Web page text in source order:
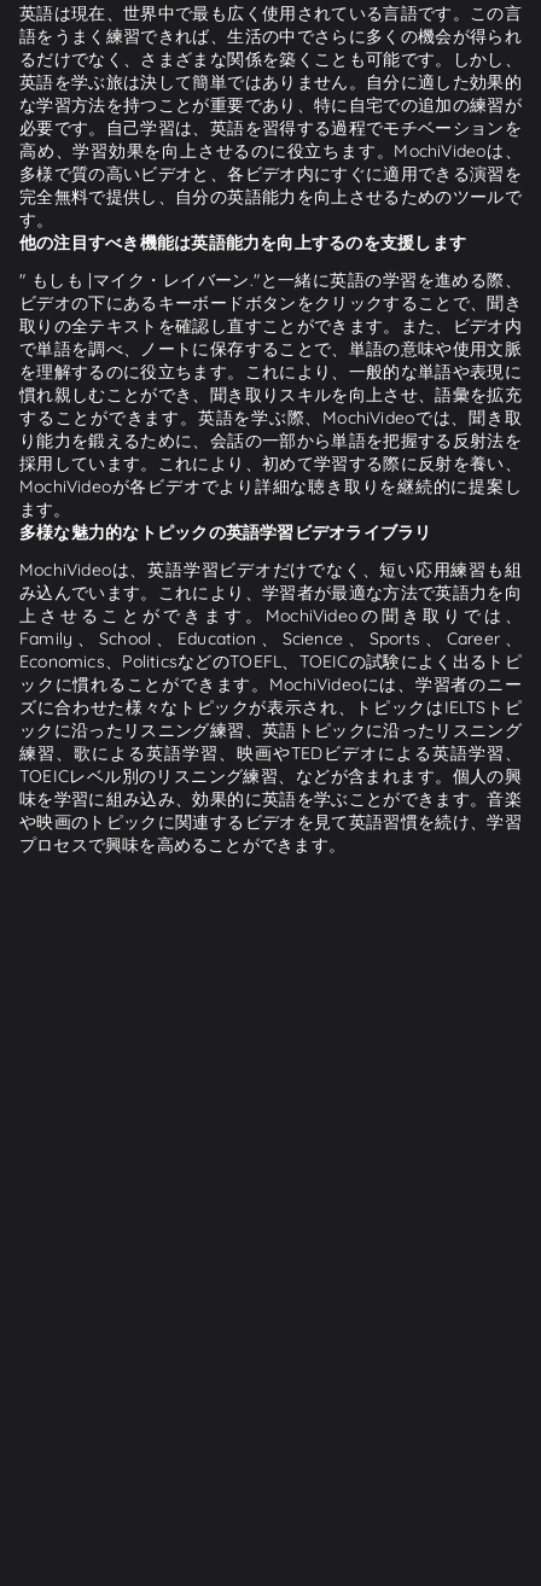
英語は現在、世界中で最も広く使用されている言語です。この言
語をうまく練習できれば、生活の中でさらに多くの機会が得られ
るだけでなく、さまざまな関係を築くことも可能です。しかし、
英語を学ぶ旅は決して簡単ではありません。自分に適した効果的
な学習方法を持つことが重要であり、特に自宅での追加の練習が
必要です。自己学習は、英語を習得する過程でモチベーションを
高め、学習効果を向上させるのに役立ちます。MochiVideoは、
多様で質の高いビデオと、各ビデオ内にすぐに適用できる演習を
完全無料で提供し、自分の英語能力を向上させるためのツールで
す。
他の注目すべき機能は英語能力を向上するのを支援します
" もしも |マイク・レイバーン."と一緒に英語の学習を進める際、
ビデオの下にあるキーボードボタンをクリックすることで、聞き
取りの全テキストを確認し直すことができます。また、ビデオ内
で単語を調べ、ノートに保存することで、単語の意味や使用文脈
を理解するのに役立ちます。これにより、一般的な単語や表現に
慣れ親しむことができ、聞き取りスキルを向上させ、語彙を拡充
することができます。英語を学ぶ際、MochiVideoでは、聞き取
り能力を鍛えるために、会話の一部から単語を把握する反射法を
採用しています。これにより、初めて学習する際に反射を養い、
MochiVideoが各ビデオでより詳細な聴き取りを継続的に提案し
ます。
多様な魅力的なトピックの英語学習ビデオライブラリ
MochiVideoは、英語学習ビデオだけでなく、短い応用練習も組
み込んでいます。これにより、学習者が最適な方法で英語力を向
上させることができます。MochiVideoの聞き取りでは、
Family、School、Education、Science、Sports、Career、
Economics、PoliticsなどのTOEFL、TOEICの試験によく出るトピ
ックに慣れることができます。MochiVideoには、学習者のニー
ズに合わせた様々なトピックが表示され、トピックはIELTSトピ
ックに沿ったリスニング練習、英語トピックに沿ったリスニング
練習、歌による英語学習、映画やTEDビデオによる英語学習、
TOEICレベル別のリスニング練習、などが含まれます。個人の興
味を学習に組み込み、効果的に英語を学ぶことができます。音楽
や映画のトピックに関連するビデオを見て英語習慣を続け、学習
プロセスで興味を高めることができます。